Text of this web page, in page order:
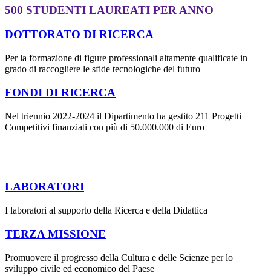
500 STUDENTI LAUREATI PER ANNO
DOTTORATO DI RICERCA
Per la formazione di figure professionali altamente qualificate in
grado di raccogliere le sfide tecnologiche del futuro
FONDI DI RICERCA
Nel triennio 2022-2024 il Dipartimento ha gestito 211 Progetti
Competitivi finanziati con più di 50.000.000 di Euro
LABORATORI
I laboratori al supporto della Ricerca e della Didattica
TERZA MISSIONE
Promuovere il progresso della Cultura e delle Scienze per lo
sviluppo civile ed economico del Paese